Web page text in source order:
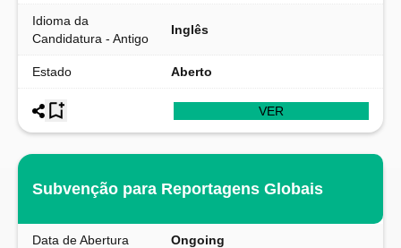
Idioma da
Candidatura - Antigo
Inglês
Estado Aberto
VER
Subvenção para Reportagens Globais
Data de Abertura Ongoing